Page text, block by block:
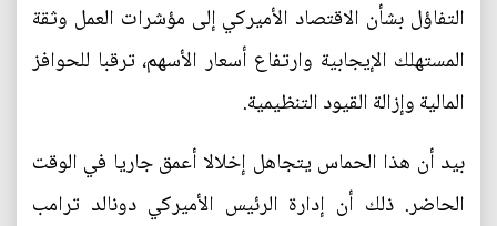
التفاؤل بشأن الاقتصاد الأميركي إلى مؤشرات العمل وثقة
المستهلك الإيجابية وارتفاع أسعار الأسهم، ترقبا للحوافز
المالية وإزالة القيود التنظيمية.
بيد أن هذا الحماس يتجاهل إخلالا أعمق جاريا في الوقت
الحاضر. ذلك أن إدارة الرئيس الأميركي دونالد ترامب